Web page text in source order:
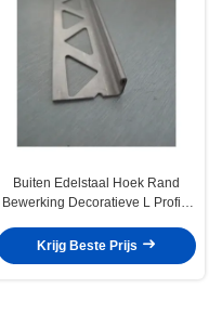
Buiten Edelstaal Hoek Rand
Bewerking Decoratieve L Profiel
Krijg Beste Prijs